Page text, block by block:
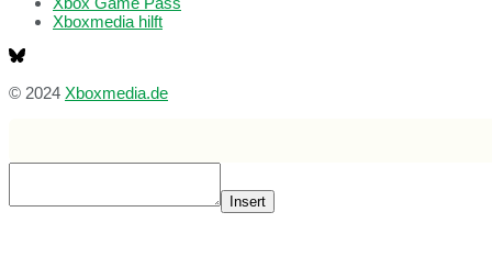
Xboxmedia hilft
© 2024 Xboxmedia.de
Insert